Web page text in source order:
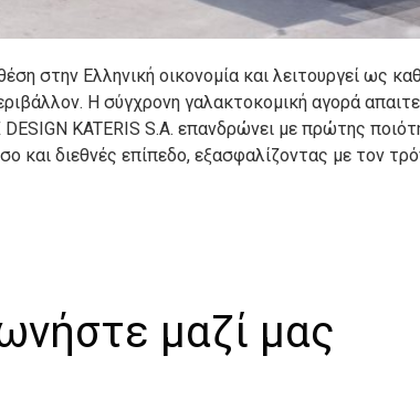
στην Ελληνική οικονομία και λειτουργεί ως
Η σύγχρονη γαλακτοκομική αγορά
KATERIS S.A. επανδρώνει με πρώτης
και διεθνές επίπεδο, εξασφαλίζοντας με τον
μαζί μας